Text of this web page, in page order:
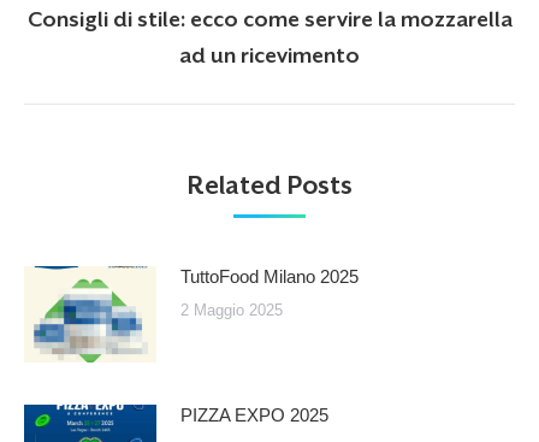
post:
Consigli di stile: ecco come servire la mozzarella
ad un ricevimento
Related Posts
TuttoFood Milano 2025
2 Maggio 2025
PIZZA EXPO 2025